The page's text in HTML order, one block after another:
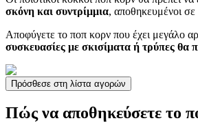
σκόνη και συντρίμμια, αποθηκευμένοι σε
Αποφύγετε το ποπ κορν που έχει μεγάλο
συσκευασίες με σκισίματα ή τρύπες θα
Πρόσθεσε στη λίστα αγορών
Πώς να αποθηκεύσετε το